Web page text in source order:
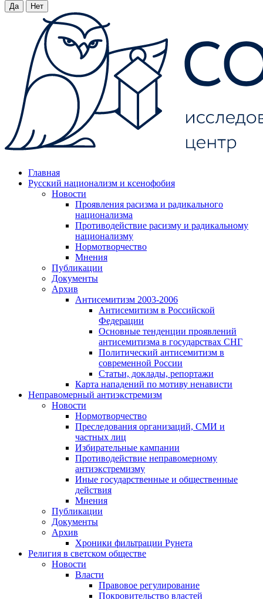
Да Нет
Главная
Русский национализм и ксенофобия
Новости
Проявления расизма и радикального
национализма
Противодействие расизму и радикальному
национализму
Нормотворчество
Мнения
Публикации
Документы
Архив
Антисемитизм 2003-2006
Антисемитизм в Российской
Федерации
Основные тенденции проявлений
антисемитизма в государствах СНГ
Политический антисемитизм в
современной России
Статьи, доклады, репортажи
Карта нападений по мотиву ненависти
Неправомерный антиэкстремизм
Новости
Нормотворчество
Преследования организаций, СМИ и
частных лиц
Избирательные кампании
Противодействие неправомерному
антиэкстремизму
Иные государственные и общественные
действия
Мнения
Публикации
Документы
Архив
Хроники фильтрации Рунета
Религия в светском обществе
Новости
Власти
Правовое регулирование
Покровительство властей